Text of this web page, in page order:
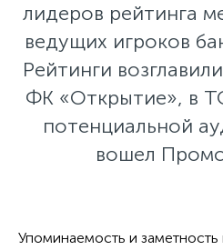
лидеров рейтинга
ведущих игроков
Рейтинги
ФК «Открытие», в
потенциальной
вошел
Упоминаемость и